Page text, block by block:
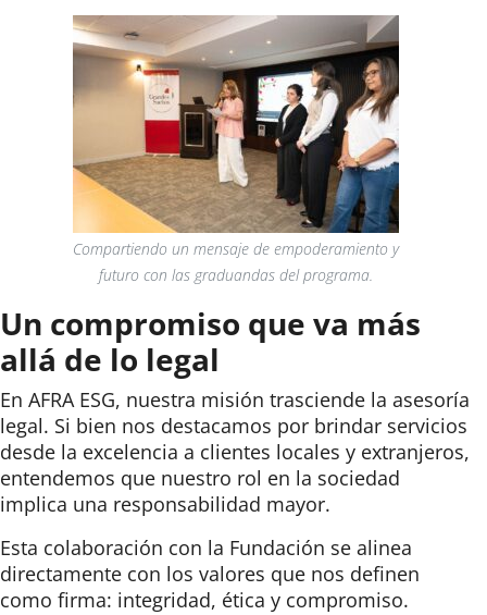
Compartiendo un mensaje de empoderamiento y
futuro con las graduandas del programa.
Un compromiso que va más
allá de lo legal
En AFRA ESG, nuestra misión trasciende la asesoría
legal. Si bien nos destacamos por brindar servicios
desde la excelencia a clientes locales y extranjeros,
entendemos que nuestro rol en la sociedad
implica una responsabilidad mayor.
Esta colaboración con la Fundación se alinea
directamente con los valores que nos definen
como firma: integridad, ética y compromiso.